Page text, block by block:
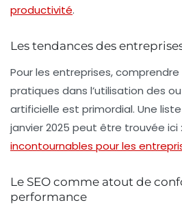
productivité.
Les tendances des
Pour les entreprises, comprendre
pratiques dans l’utilisation des
artificielle est primordial. Une
janvier 2025 peut être trouvée ici :
incontournables pour les
Le SEO comme atout de
performance